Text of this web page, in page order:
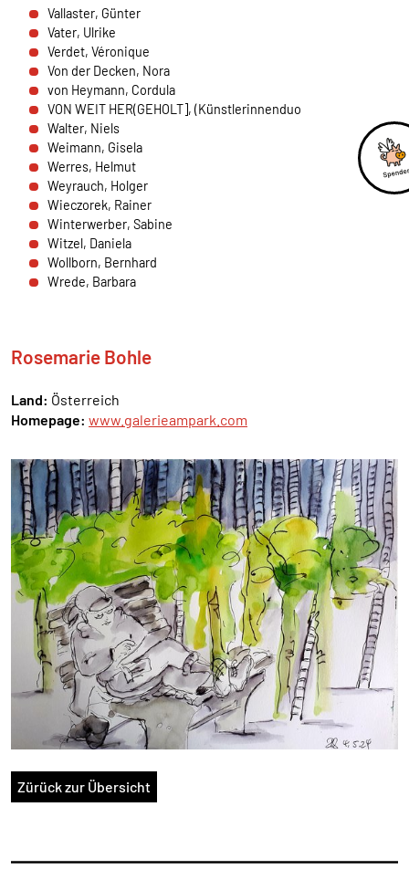
Vallaster, Günter
Vater, Ulrike
Verdet, Véronique
Von der Decken, Nora
von Heymann, Cordula
VON WEIT HER(GEHOLT], (Künstlerinnenduo
Walter, Niels
Weimann, Gisela
Werres, Helmut
Weyrauch, Holger
Wieczorek, Rainer
Winterwerber, Sabine
Witzel, Daniela
Wollborn, Bernhard
Wrede, Barbara
Rosemarie Bohle
Land: Österreich
Homepage: www.galerieampark.com
Zürück zur Übersicht
externen Medien Cookies gesetzt.
Google Maps und Google Fonts
Name:
_ga, _gid, _gat_*, test_cookie
Anbieter:
Google Ireland Limited Gordon House, Barrow
Street Dublin 4 Irland
Zweck:
Anzeige von Google Maps Karten
Cookie Laufzeit: